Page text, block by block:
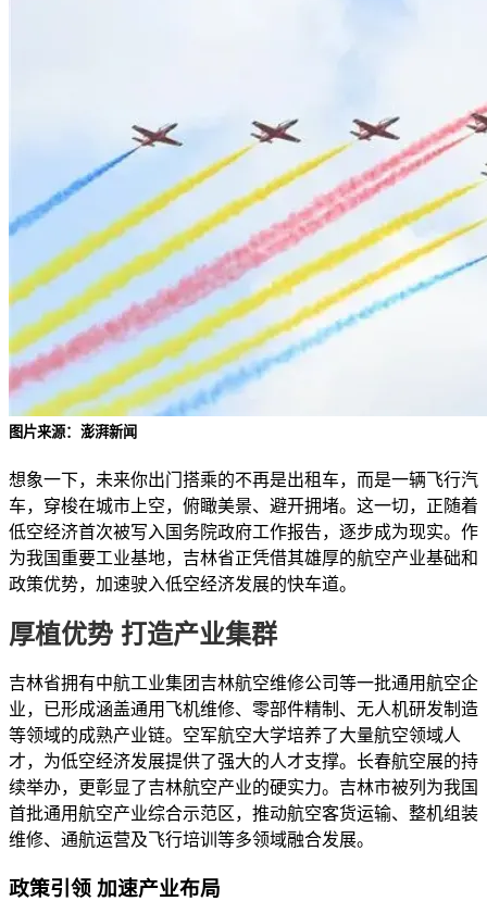
图片来源：澎湃新闻
想象一下，未来你出门搭乘的不再是出租车，而是一辆飞行汽
车，穿梭在城市上空，俯瞰美景、避开拥堵。这一切，正随着
低空经济首次被写入国务院政府工作报告，逐步成为现实。作
为我国重要工业基地，吉林省正凭借其雄厚的航空产业基础和
政策优势，加速驶入低空经济发展的快车道。
厚植优势 打造产业集群
吉林省拥有中航工业集团吉林航空维修公司等一批通用航空企
业，已形成涵盖通用飞机维修、零部件精制、无人机研发制造
等领域的成熟产业链。空军航空大学培养了大量航空领域人
才，为低空经济发展提供了强大的人才支撑。长春航空展的持
续举办，更彰显了吉林航空产业的硬实力。吉林市被列为我国
首批通用航空产业综合示范区，推动航空客货运输、整机组装
维修、通航运营及飞行培训等多领域融合发展。
政策引领 加速产业布局